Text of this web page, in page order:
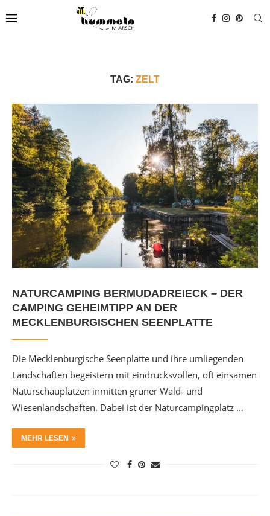
TAG: ZELT
NATURCAMPING BERMUDADREIECK – DER
CAMPING GEHEIMTIPP AN DER
MECKLENBURGISCHEN SEENPLATTE
Die Mecklenburgische Seenplatte und ihre umliegenden
Landschaften begeistern mit eindrucksvollen, oft einsamen
Naturschauplätzen inmitten grüner Wald- und
Wiesenlandschaften. Dabei ist der Naturcampingplatz …
MEHR LESEN